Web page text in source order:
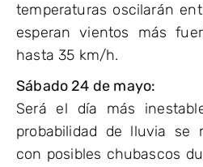
temperaturas oscilarán
esperan vientos más
hasta 35 km/h.
Sábado 24 de mayo:
Será el día más
probabilidad de lluvia se
con posibles chubascos